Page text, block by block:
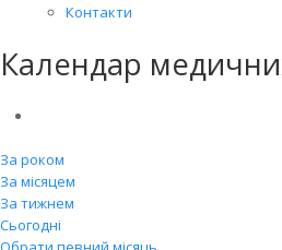
Контакти
Календар
За роком
За місяцем
За тижнем
Сьогодні